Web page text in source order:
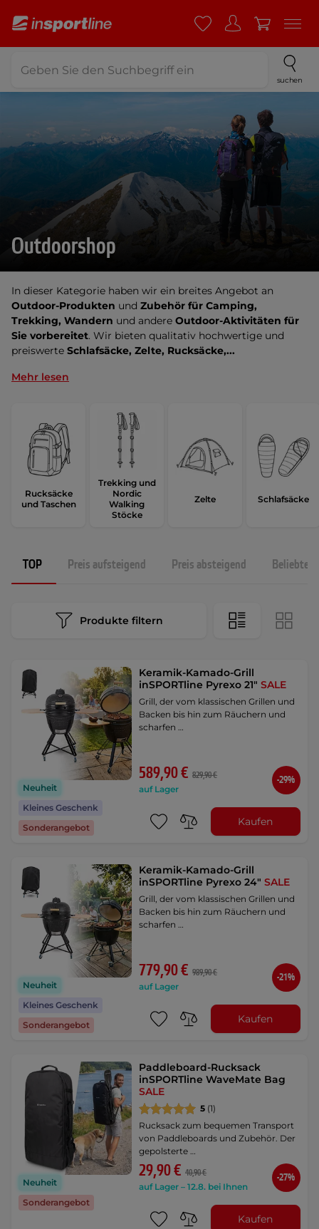
suchen
Outdoorshop
In dieser Kategorie haben wir ein breites Angebot an
Outdoor-Produkten und Zubehör für Camping,
Trekking, Wandern und andere Outdoor-Aktivitäten für
Sie vorbereitet. Wir bieten qualitativ hochwertige und
preiswerte Schlafsäcke, Zelte, Rucksäcke,...
Mehr lesen
Rucksäcke
und Taschen
Trekking und
Nordic
Walking
Stöcke
Zelte Schlafsäcke
TOP Preis aufsteigend Preis absteigend
Produkte filtern
Neuheit
Kleines Geschenk
Sonderangebot
Keramik-Kamado-Grill
inSPORTline Pyrexo 21"SALE
Grill, der vom klassischen Grillen und
Backen bis hin zum Räuchern und
scharfen …
589,90 € 829,90 €
auf Lager
-29%
Kaufen
Neuheit
Kleines Geschenk
Sonderangebot
Keramik-Kamado-Grill
inSPORTline Pyrexo 24"SALE
Grill, der vom klassischen Grillen und
Backen bis hin zum Räuchern und
scharfen …
779,90 € 989,90 €
auf Lager
-21%
Kaufen
Neuheit
Sonderangebot
Paddleboard-Rucksack
inSPORTline WaveMate Bag
SALE
5 (1)
Rucksack zum bequemen Transport
von Paddleboards und Zubehör. Der
gepolsterte …
29,90 € 40,90 €
auf Lager – 12.8. bei Ihnen
-27%
Kaufen